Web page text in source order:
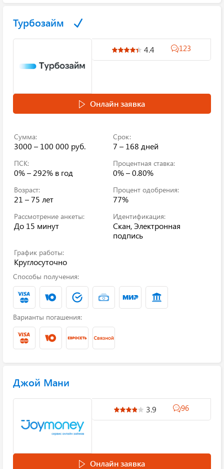
Турбозайм
4.4 123
Онлайн заявка
Сумма:
3000 – 100 000 руб.
Срок:
7 – 168 дней
ПСК:
0% – 292% в год
Процентная ставка:
0% – 0.80%
Возраст:
21 – 75 лет
Процент одобрения:
77%
Рассмотрение анкеты:
До 15 минут
Идентификация:
Скан, Электронная
подпись
График работы:
Круглосуточно
Способы получения:
Варианты погашения:
Джой Мани
3.9 96
Онлайн заявка